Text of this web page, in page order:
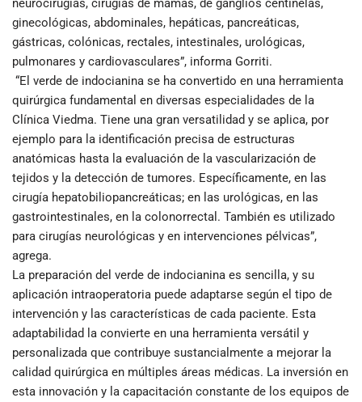
neurocirugías, cirugías de mamás, de ganglios centinelas,
ginecológicas, abdominales, hepáticas, pancreáticas,
gástricas, colónicas, rectales, intestinales, urológicas,
pulmonares y cardiovasculares”, informa Gorriti.
“El verde de indocianina se ha convertido en una herramienta
quirúrgica fundamental en diversas especialidades de la
Clínica Viedma. Tiene una gran versatilidad y se aplica, por
ejemplo para la identificación precisa de estructuras
anatómicas hasta la evaluación de la vascularización de
tejidos y la detección de tumores. Específicamente, en las
cirugía hepatobiliopancreáticas; en las urológicas, en las
gastrointestinales, en la colonorrectal. También es utilizado
para cirugías neurológicas y en intervenciones pélvicas”,
agrega.
La preparación del verde de indocianina es sencilla, y su
aplicación intraoperatoria puede adaptarse según el tipo de
intervención y las características de cada paciente. Esta
adaptabilidad la convierte en una herramienta versátil y
personalizada que contribuye sustancialmente a mejorar la
calidad quirúrgica en múltiples áreas médicas. La inversión en
esta innovación y la capacitación constante de los equipos de